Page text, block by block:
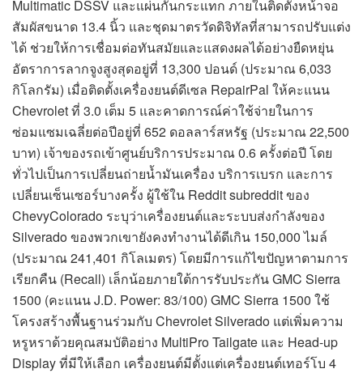
Multimatic DSSV และแผ่นกันกระแทก ภายในติดตั้งหน้าจอ
สัมผัสขนาด 13.4 นิ้ว และชุดมาตรวัดดิจิทัลที่สามารถปรับแต่ง
ได้ ช่วยให้การเชื่อมต่อทันสมัยและแสดงผลได้อย่างยืดหยุ่น
อัตราการลากจูงสูงสุดอยู่ที่ 13,300 ปอนด์ (ประมาณ 6,033
กิโลกรัม) เมื่อติดตั้งเครื่องยนต์ดีเซล RepairPal ให้คะแนน
Chevrolet ที่ 3.0 เต็ม 5 และคาดการณ์ค่าใช้จ่ายในการ
ซ่อมแซมเฉลี่ยต่อปีอยู่ที่ 652 ดอลลาร์สหรัฐ (ประมาณ 22,500
บาท) เจ้าของรถเข้าศูนย์บริการประมาณ 0.6 ครั้งต่อปี โดย
ทั่วไปเป็นการเปลี่ยนถ่ายน้ำมันเครื่อง บริการเบรก และการ
เปลี่ยนเซ็นเซอร์บางครั้ง ผู้ใช้ใน Reddit subreddit ของ
ChevyColorado ระบุว่าเครื่องยนต์และระบบส่งกำลังของ
Silverado ของพวกเขายังคงทำงานได้ดีเกิน 150,000 ไมล์
(ประมาณ 241,401 กิโลเมตร) โดยมีการแก้ไขปัญหาตามการ
เรียกคืน (Recall) เล็กน้อยภายใต้การรับประกัน GMC Sierra
1500 (คะแนน J.D. Power: 83/100) GMC Sierra 1500 ใช้
โครงสร้างพื้นฐานร่วมกับ Chevrolet Silverado แต่เพิ่มความ
หรูหราด้วยคุณสมบัติอย่าง MultiPro Tailgate และ Head-up
Display ที่มีให้เลือก เครื่องยนต์มีตั้งแต่เครื่องยนต์เทอร์โบ 4